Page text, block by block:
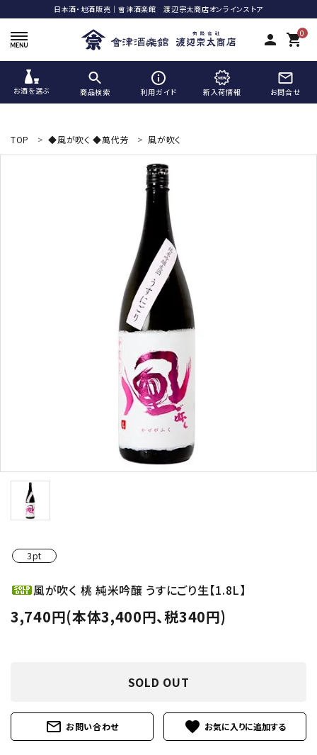
日本酒・地酒販売｜會津酒楽館 渡辺宗太商店オンラインストア
person 0
shopping_cart
お酒を選ぶ 商品検索 利用ガイド 新入荷情報 お問合せ
ようこそ ゲスト 様
新規会員登録
コンテンツ
新入荷情報
店休日
ガイドライン
0242-22-1076
TOP ◆風が吹く ◆萬代芳 風が吹く
3pt
風が吹く 桃 純米吟醸 うすにごり生【1.8L】
3,740円(本体3,400円、税340円)
SOLD OUT
mail_outline お問い合わせ favorite